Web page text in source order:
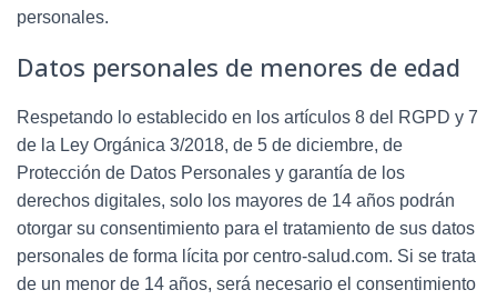
personales.
Datos personales de menores de edad
Respetando lo establecido en los artículos 8 del RGPD y 7
de la Ley Orgánica 3/2018, de 5 de diciembre, de
Protección de Datos Personales y garantía de los
derechos digitales, solo los mayores de 14 años podrán
otorgar su consentimiento para el tratamiento de sus datos
personales de forma lícita por centro-salud.com. Si se trata
de un menor de 14 años, será necesario el consentimiento